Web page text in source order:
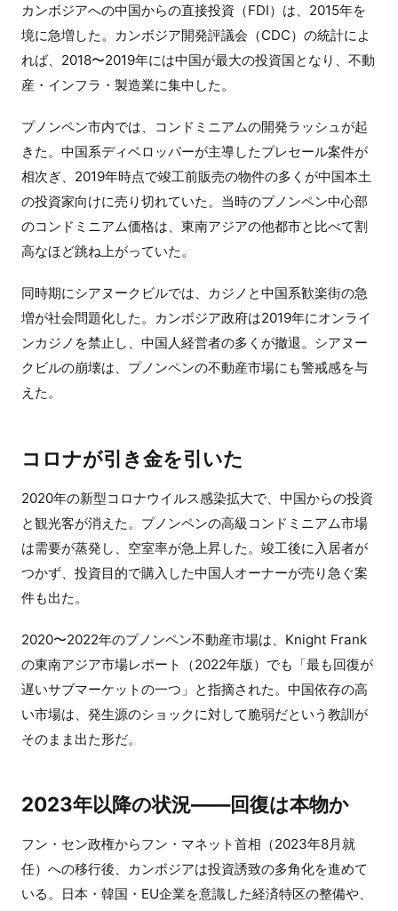
カンボジアへの中国からの直接投資（FDI）は、2015年を
境に急増した。カンボジア開発評議会（CDC）の統計によ
れば、2018〜2019年には中国が最大の投資国となり、不動
産・インフラ・製造業に集中した。
プノンペン市内では、コンドミニアムの開発ラッシュが起
きた。中国系ディベロッパーが主導したプレセール案件が
相次ぎ、2019年時点で竣工前販売の物件の多くが中国本土
の投資家向けに売り切れていた。当時のプノンペン中心部
のコンドミニアム価格は、東南アジアの他都市と比べて割
高なほど跳ね上がっていた。
同時期にシアヌークビルでは、カジノと中国系歓楽街の急
増が社会問題化した。カンボジア政府は2019年にオンライ
ンカジノを禁止し、中国人経営者の多くが撤退。シアヌー
クビルの崩壊は、プノンペンの不動産市場にも警戒感を与
えた。
コロナが引き金を引いた
2020年の新型コロナウイルス感染拡大で、中国からの投資
と観光客が消えた。プノンペンの高級コンドミニアム市場
は需要が蒸発し、空室率が急上昇した。竣工後に入居者が
つかず、投資目的で購入した中国人オーナーが売り急ぐ案
件も出た。
2020〜2022年のプノンペン不動産市場は、Knight Frank
の東南アジア市場レポート（2022年版）でも「最も回復が
遅いサブマーケットの一つ」と指摘された。中国依存の高
い市場は、発生源のショックに対して脆弱だという教訓が
そのまま出た形だ。
2023年以降の状況——回復は本物か
フン・セン政権からフン・マネット首相（2023年8月就
任）への移行後、カンボジアは投資誘致の多角化を進めて
いる。日本・韓国・EU企業を意識した経済特区の整備や、